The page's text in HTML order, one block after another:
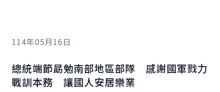
114年05月16日
總統端節勗勉南部地區部隊 感謝國軍戮力
戰訓本務 讓國人安居樂業